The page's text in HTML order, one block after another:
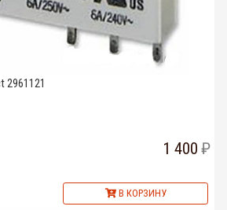
2961121
1 400
В КОРЗИНУ